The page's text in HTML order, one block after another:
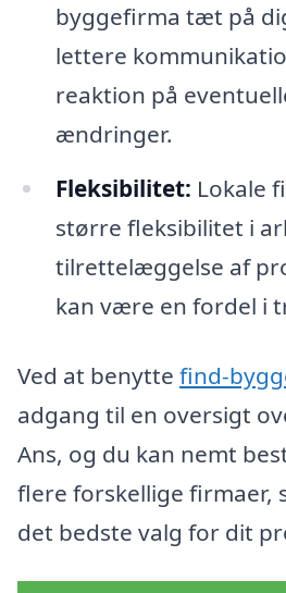
byggefirma tæt på
lettere
reaktion på
ændringer.
Fleksibilitet: Lokale
større fleksibilitet i
tilrettelæggelse af
kan være en fordel i
Ved at benytte find-
adgang til en oversigt
Ans, og du kan nemt
flere forskellige firmaer,
det bedste valg for dit